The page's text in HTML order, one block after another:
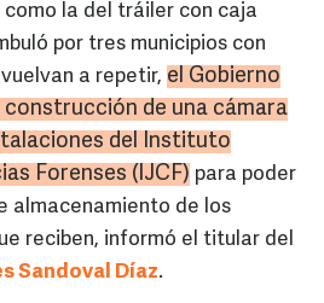
la del tráiler con caja
por tres municipios con
a repetir, el Gobierno
construcción de una cámara
del Instituto
Forenses (IJCF) para poder
almacenamiento de los
reciben, informó el titular del
Sandoval Díaz.